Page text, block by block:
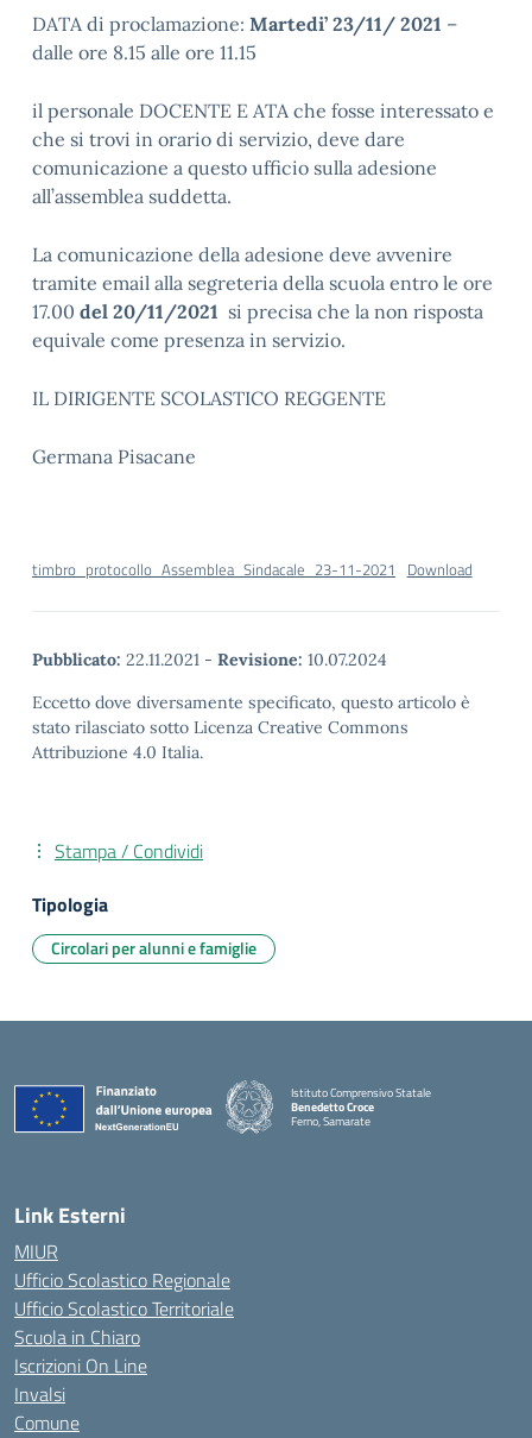
DATA di proclamazione: Martedi’ 23/11/ 2021 –
dalle ore 8.15 alle ore 11.15
il personale DOCENTE E ATA che fosse interessato e
che si trovi in orario di servizio, deve dare
comunicazione a questo ufficio sulla adesione
all’assemblea suddetta.
La comunicazione della adesione deve avvenire
tramite email alla segreteria della scuola entro le ore
17.00 del 20/11/2021 si precisa che la non risposta
equivale come presenza in servizio.
IL DIRIGENTE SCOLASTICO REGGENTE
Germana Pisacane
timbro_protocollo_Assemblea_Sindacale_23-11-2021 Download
Pubblicato: 22.11.2021 - Revisione: 10.07.2024
Eccetto dove diversamente specificato, questo articolo è
stato rilasciato sotto Licenza Creative Commons
Attribuzione 4.0 Italia.
Stampa / Condividi
Tipologia
Circolari per alunni e famiglie
Istituto Comprensivo Statale
Benedetto Croce
Ferno, Samarate
Link Esterni
MIUR
Ufficio Scolastico Regionale
Ufficio Scolastico Territoriale
Scuola in Chiaro
Iscrizioni On Line
Invalsi
Comune